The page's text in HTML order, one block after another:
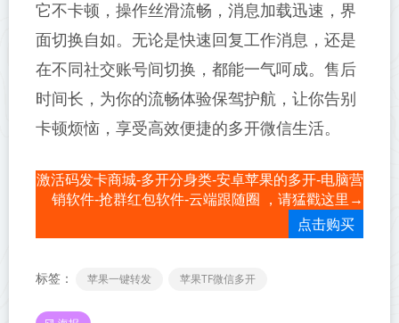
它不卡顿，操作丝滑流畅，消息加载迅速，界
面切换自如。无论是快速回复工作消息，还是
在不同社交账号间切换，都能一气呵成。售后
时间长，为你的流畅体验保驾护航，让你告别
卡顿烦恼，享受高效便捷的多开微信生活。
激活码发卡商城-多开分身类-安卓苹果的多开-电脑营
销软件-抢群红包软件-云端跟随圈 ，请猛戳这里→
点击购买
标签： 苹果一键转发 苹果TF微信多开